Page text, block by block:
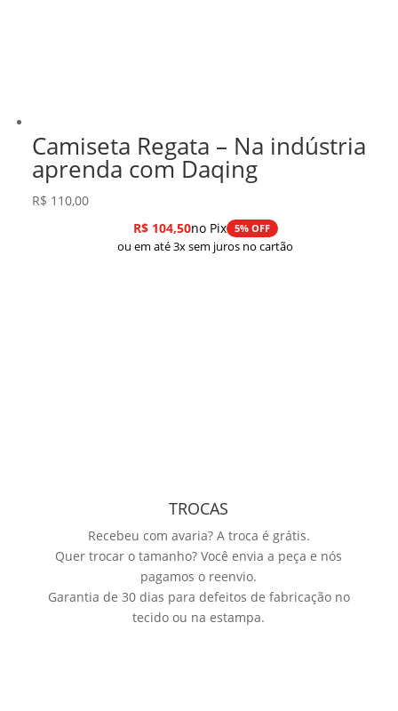
Camiseta Regata – Na indústria
aprenda com Daqing
R$ 110,00
R$104,50no Pix 5% OFF
ou em até 3x sem juros no cartão
TROCAS
Recebeu com avaria? A troca é grátis.
Quer trocar o tamanho? Você envia a peça e nós
pagamos o reenvio.
Garantia de 30 dias para defeitos de fabricação no
tecido ou na estampa.